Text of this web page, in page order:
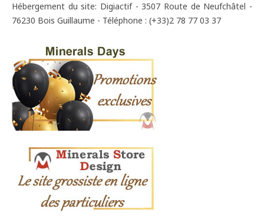
Hébergement du site: Digiactif - 3507 Route de Neufchâtel -
76230 Bois Guillaume - Téléphone : (+33)2 78 77 03 37